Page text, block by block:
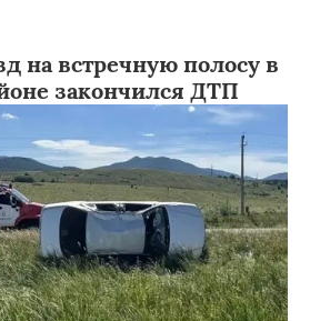
на встречную полосу в
закончился ДТП